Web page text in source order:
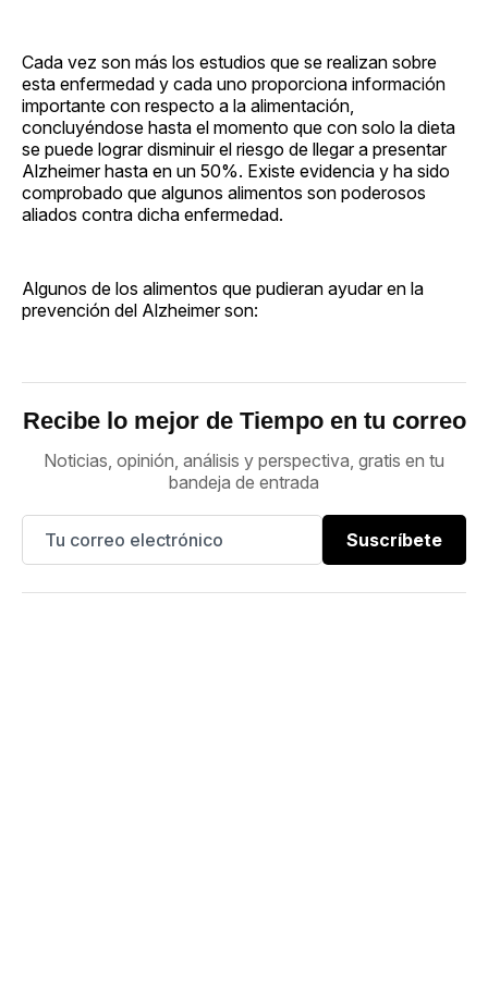
Cada vez son más los estudios que se realizan sobre
esta enfermedad y cada uno proporciona información
importante con respecto a la alimentación,
concluyéndose hasta el momento que con solo la dieta
se puede lograr disminuir el riesgo de llegar a presentar
Alzheimer hasta en un 50%. Existe evidencia y ha sido
comprobado que algunos alimentos son poderosos
aliados contra dicha enfermedad.
Algunos de los alimentos que pudieran ayudar en la
prevención del Alzheimer son:
Recibe lo mejor de Tiempo en tu correo
Noticias, opinión, análisis y perspectiva, gratis en tu
bandeja de entrada
Suscríbete